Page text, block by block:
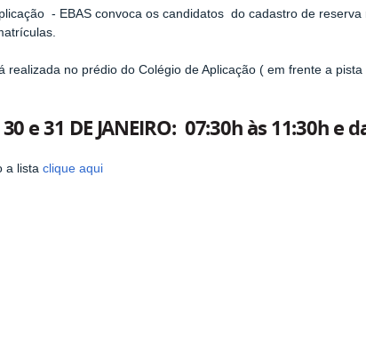
- EBAS convoca os candidatos do cadastro de
realizada no prédio do Colégio de Aplicação ( em frente a
30 e 31 DE JANEIRO: 07:30h às 11:30h e
a listaclique aqui